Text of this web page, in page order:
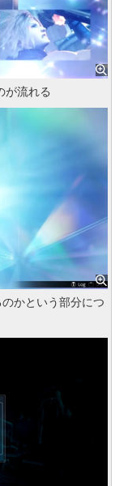
が流れる
かという部分につ